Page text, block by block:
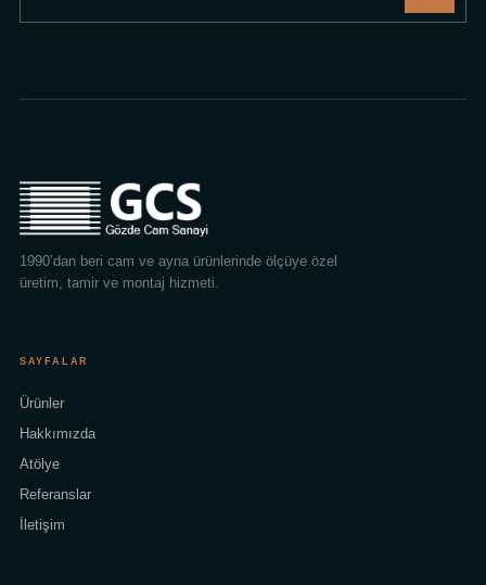
1990’dan beri cam ve ayna ürünlerinde ölçüye özel
üretim, tamir ve montaj hizmeti.
SAYFALAR
Ürünler
Hakkımızda
Atölye
Referanslar
İletişim